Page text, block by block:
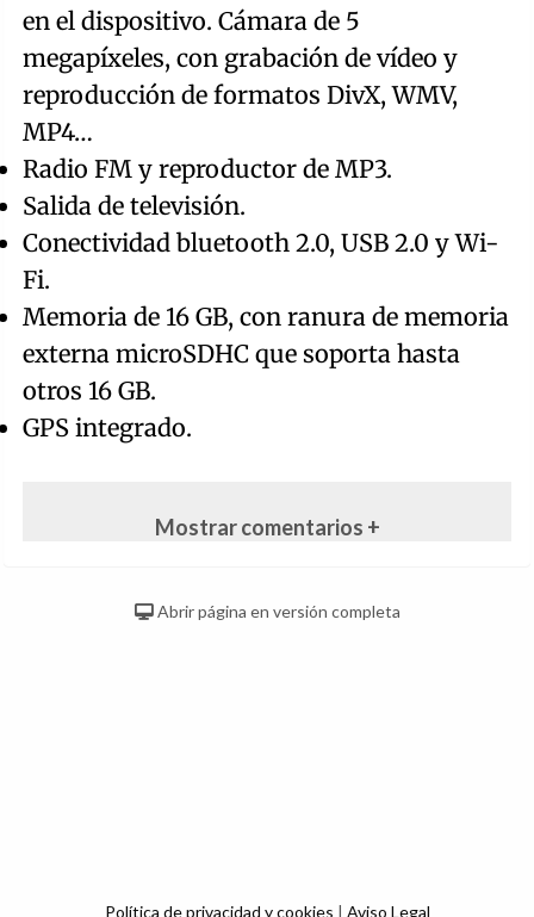
en el dispositivo. Cámara de 5
megapíxeles, con grabación de vídeo y
reproducción de formatos DivX, WMV,
MP4…
Radio FM y reproductor de MP3.
Salida de televisión.
Conectividad bluetooth 2.0, USB 2.0 y Wi-
Fi.
Memoria de 16 GB, con ranura de memoria
externa microSDHC que soporta hasta
otros 16 GB.
GPS integrado.
Mostrar comentarios +
Abrir página en versión completa
Política de privacidad y cookies | Aviso Legal